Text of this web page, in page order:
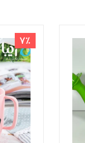
7٪